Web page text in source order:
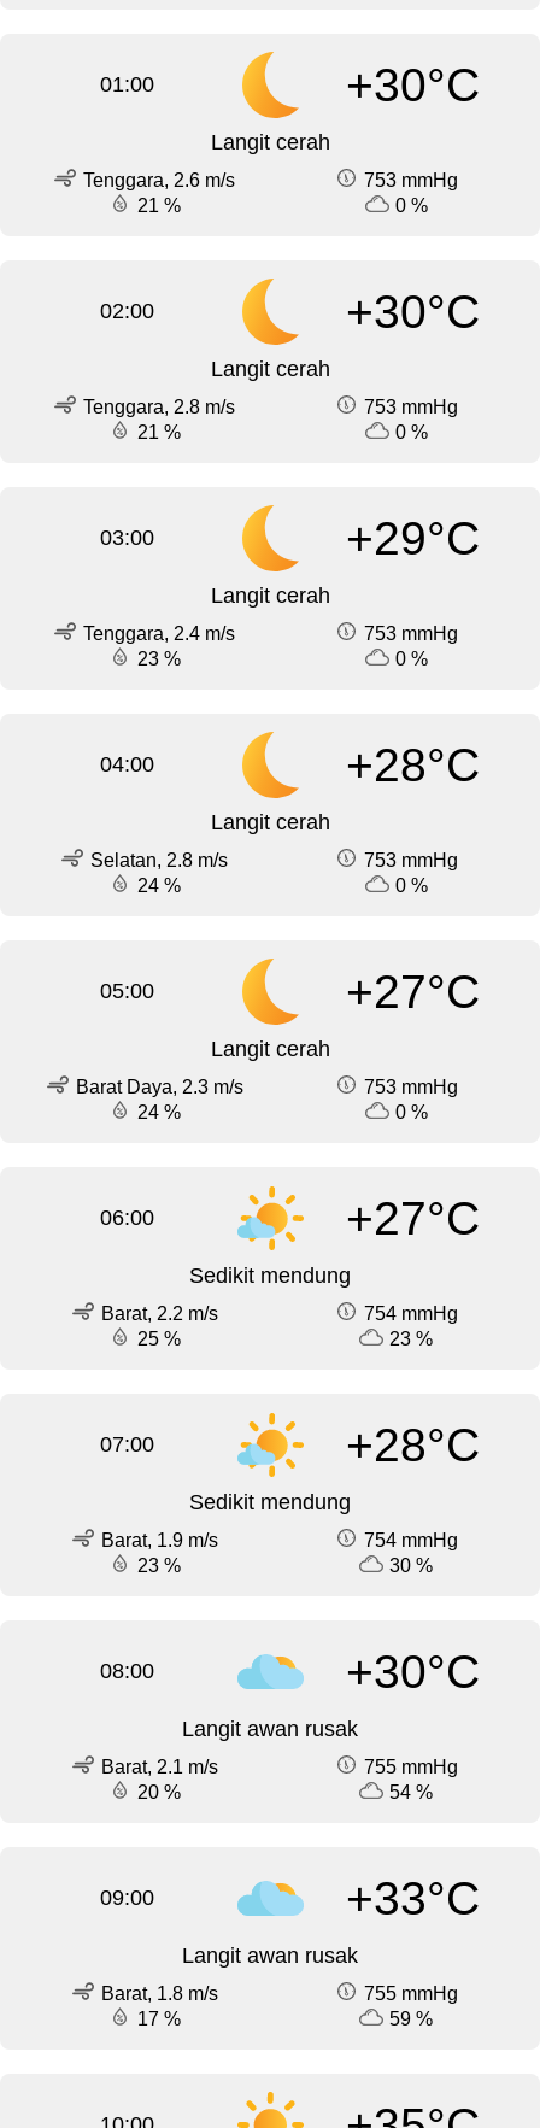
01:00 +30°C
Langit cerah
Tenggara, 2.6 m/s
753 mmHg
21 %
0 %
02:00 +30°C
Langit cerah
Tenggara, 2.8 m/s
753 mmHg
21 %
0 %
03:00 +29°C
Langit cerah
Tenggara, 2.4 m/s
753 mmHg
23 %
0 %
04:00 +28°C
Langit cerah
Selatan, 2.8 m/s
753 mmHg
24 %
0 %
05:00 +27°C
Langit cerah
Barat Daya, 2.3 m/s
753 mmHg
24 %
0 %
06:00 +27°C
Sedikit mendung
Barat, 2.2 m/s
754 mmHg
25 %
23 %
07:00 +28°C
Sedikit mendung
Barat, 1.9 m/s
754 mmHg
23 %
30 %
08:00 +30°C
Langit awan rusak
Barat, 2.1 m/s
755 mmHg
20 %
54 %
09:00 +33°C
Langit awan rusak
Barat, 1.8 m/s
755 mmHg
17 %
59 %